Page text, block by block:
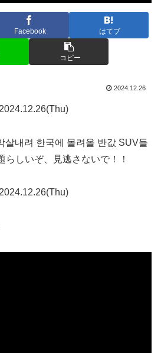
Facebook はてブ
コピー
2024.12.26
2024.12.26(Thu)
살내려 한국에 몰려올 반값 SUV들
らしいぞ、見逃さないで！！
2024.12.26(Thu)